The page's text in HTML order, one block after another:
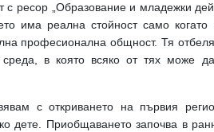
с ресор „Образование и младежки
има реална стойност само
професионална общност. Тя
в която всяко от тях може
с откриването на първия
дете. Приобщаването започва в